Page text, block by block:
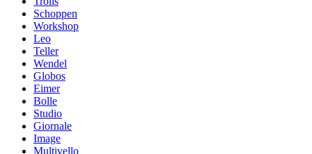
Schoppen
Workshop
Leo
Teller
Wendel
Globos
Eimer
Bolle
Studio
Giornale
Image
Multivello